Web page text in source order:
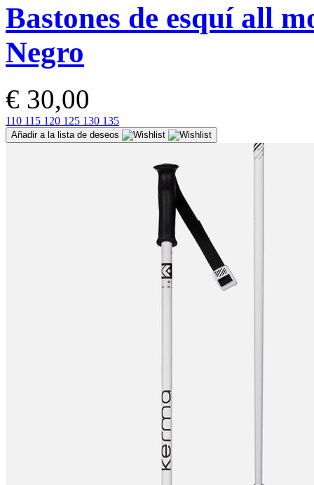
Bastones de esquí all
Negro
€ 30,00
110 115 120 125 130 135
Añadir a la lista de deseos